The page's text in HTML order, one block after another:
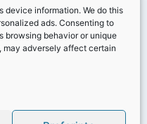
device information. We do this
ads. Consenting to
browsing behavior or unique
may adversely affect certain